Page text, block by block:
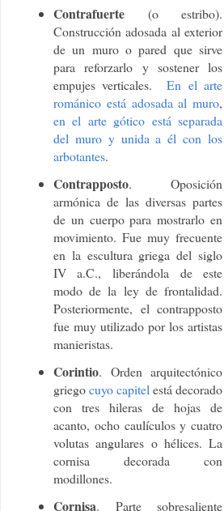
Contrafuerte (o estribo).
Construcción adosada al exterior
de un muro o pared que sirve
para reforzarlo y sostener los
empujes verticales.En el arte
románico está adosada al muro,
en el arte gótico está separada
del muro y unida a él con los
arbotantes.
Contrapposto. Oposición
armónica de las diversas partes
de un cuerpo para mostrarlo en
movimiento. Fue muy frecuente
en la escultura griega del siglo
IV a.C., liberándola de este
modo de la ley de frontalidad.
Posteriormente, el contrapposto
fue muy utilizado por los artistas
manieristas.
Corintio. Orden arquitectónico
griegocuyo capitelestá decorado
con tres hileras de hojas de
acanto, ocho caulículos y cuatro
volutas angulares o hélices. La
cornisa decorada con
modillones.
Cornisa. Parte sobresaliente